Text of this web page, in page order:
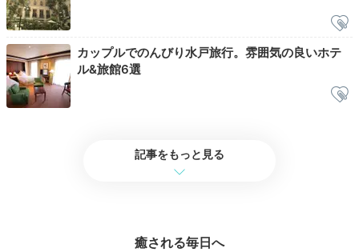
Cafe
12:00 ホテル館内
優雅なアフタヌーンティ
カップルでのんびり水戸旅行。雰囲気の良いホテ
ル&旅館6選
記事をもっと見る
癒される毎日へ